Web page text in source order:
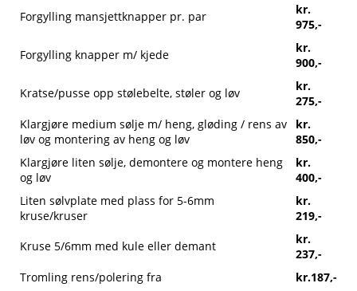
Forgylling mansjettknapper pr. par
kr.
975,-
Forgylling knapper m/ kjede
kr.
900,-
Kratse/pusse opp stølebelte, støler og løv
kr.
275,-
Klargjøre medium sølje m/ heng, gløding / rens av
løv og montering av heng og løv
kr.
850,-
Klargjøre liten sølje, demontere og montere heng
og løv
kr.
400,-
Liten sølvplate med plass for 5-6mm
kruse/kruser
kr.
219,-
Kruse 5/6mm med kule eller demant
kr.
237,-
Tromling rens/polering fra
kr.187,-